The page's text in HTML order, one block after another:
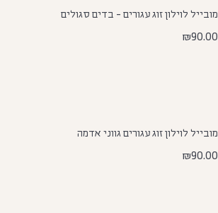
מובייל לוילון זוג עגורים - בדים סגולים
₪90.00
מובייל לוילון זוג עגורים גווני אדמה
₪90.00